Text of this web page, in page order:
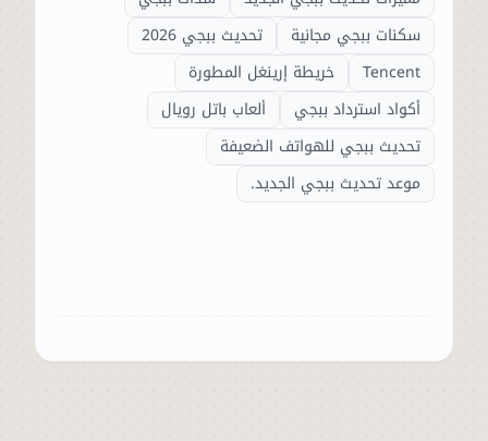
سكنات ببجي مجانية
تحديث ببجي 2026
Tencent
خريطة إرينغل المطورة
أكواد استرداد ببجي
ألعاب باتل رويال
تحديث ببجي للهواتف الضعيفة
موعد تحديث ببجي الجديد.